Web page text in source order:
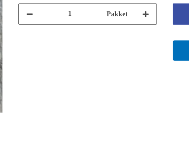
Pakket